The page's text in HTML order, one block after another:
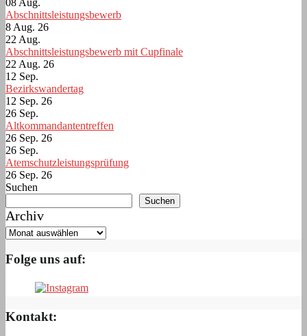
Abschnittsleistungsbewerb
8 Aug. 26
22 Aug.
Abschnittsleistungsbewerb mit Cupfinale
22 Aug. 26
12 Sep.
Bezirkswandertag
12 Sep. 26
26 Sep.
Altkommandantentreffen
26 Sep. 26
26 Sep.
Atemschutzleistungsprüfung
26 Sep. 26
Suchen
Suchen
Archiv
Folge uns auf:
Kontakt: